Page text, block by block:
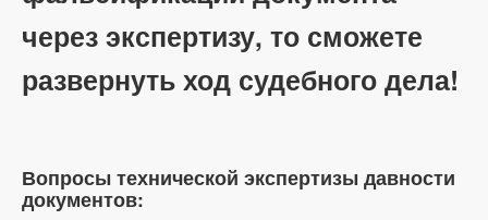
через экспертизу, то сможете
развернуть ход судебного дела!
Вопросы технической экспертизы давности
документов: